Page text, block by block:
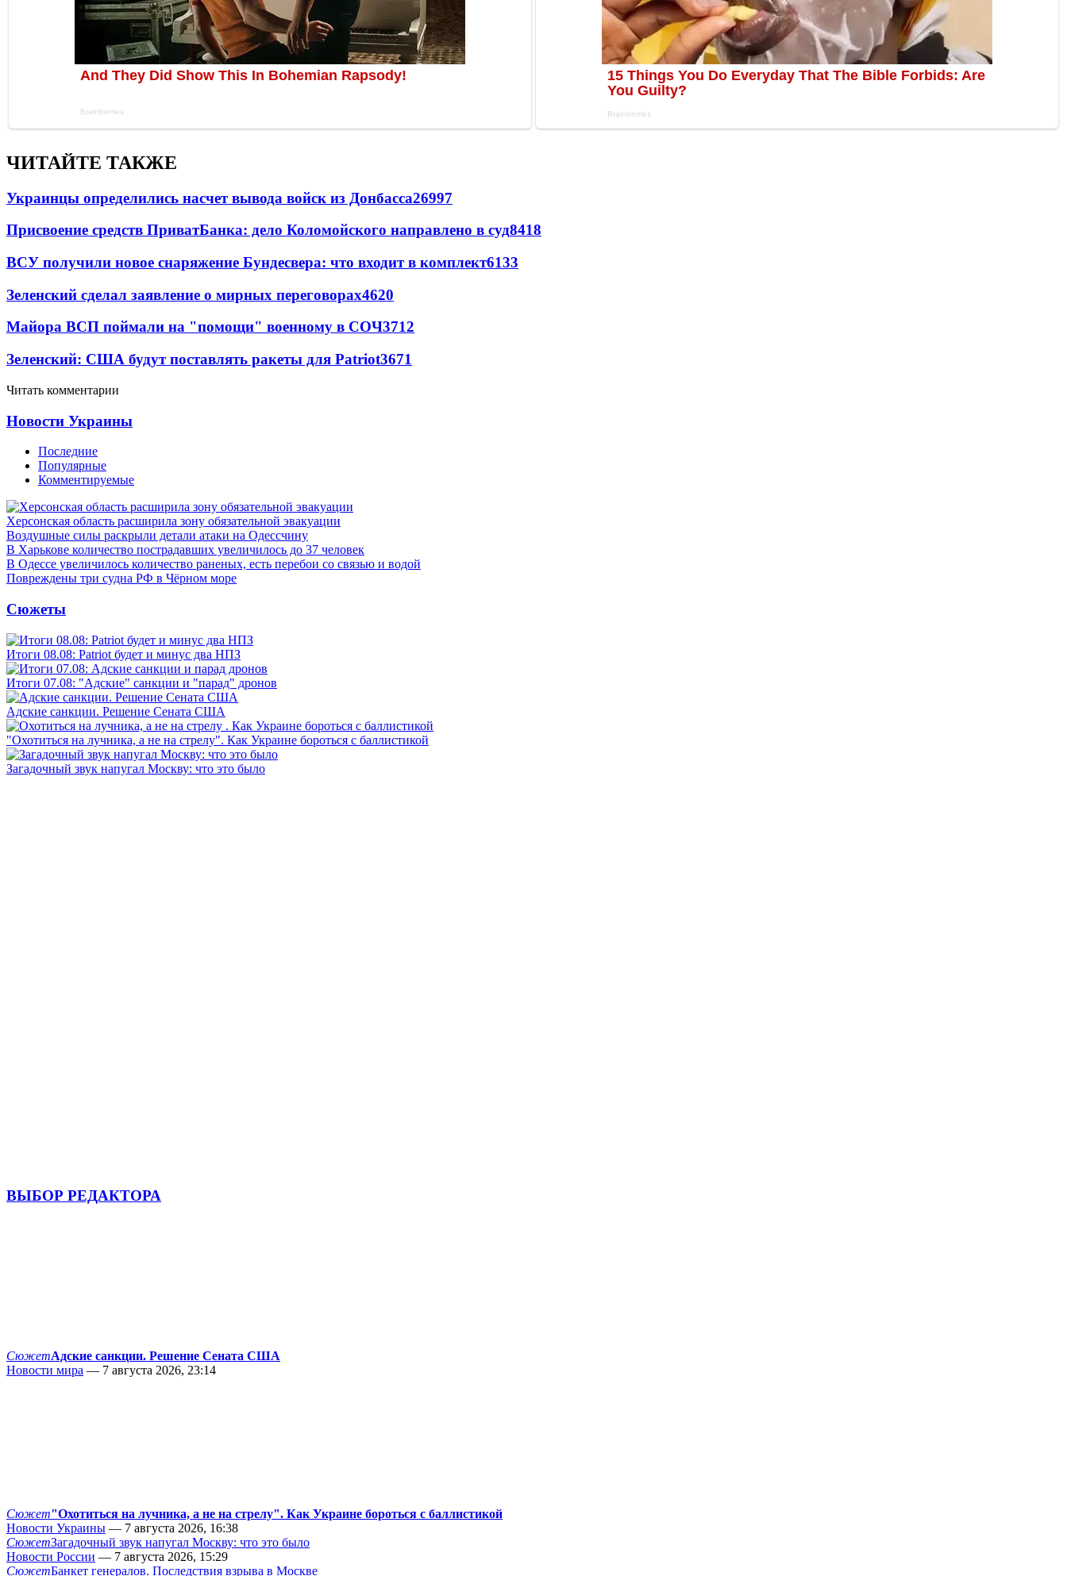
ЧИТАЙТЕ ТАКЖЕ
Украинцы определились насчет вывода войск из Донбасса26997
Присвоение средств ПриватБанка: дело Коломойского направлено в суд8418
ВСУ получили новое снаряжение Бундесвера: что входит в комплект6133
Зеленский сделал заявление о мирных переговорах4620
Майора ВСП поймали на "помощи" военному в СОЧ3712
Зеленский: США будут поставлять ракеты для Patriot3671
Читать комментарии
Новости Украины
Последние
Популярные
Комментируемые
Херсонская область расширила зону обязательной эвакуации
Воздушные силы раскрыли детали атаки на Одессчину
В Харькове количество пострадавших увеличилось до 37 человек
В Одессе увеличилось количество раненых, есть перебои со связью и водой
Повреждены три судна РФ в Чёрном море
Сюжеты
Итоги 08.08: Patriot будет и минус два НПЗ
Итоги 07.08: "Адские" санкции и "парад" дронов
Адские санкции. Решение Сената США
"Охотиться на лучника, а не на стрелу". Как Украине бороться с баллистикой
Загадочный звук напугал Москву: что это было
ВЫБОР РЕДАКТОРА
СюжетАдские санкции. Решение Сената США
Новости мира — 7 августа 2026, 23:14
Сюжет"Охотиться на лучника, а не на стрелу". Как Украине бороться с баллистикой
Новости Украины — 7 августа 2026, 16:38
СюжетЗагадочный звук напугал Москву: что это было
Новости России — 7 августа 2026, 15:29
СюжетБанкет генералов. Последствия взрыва в Москве